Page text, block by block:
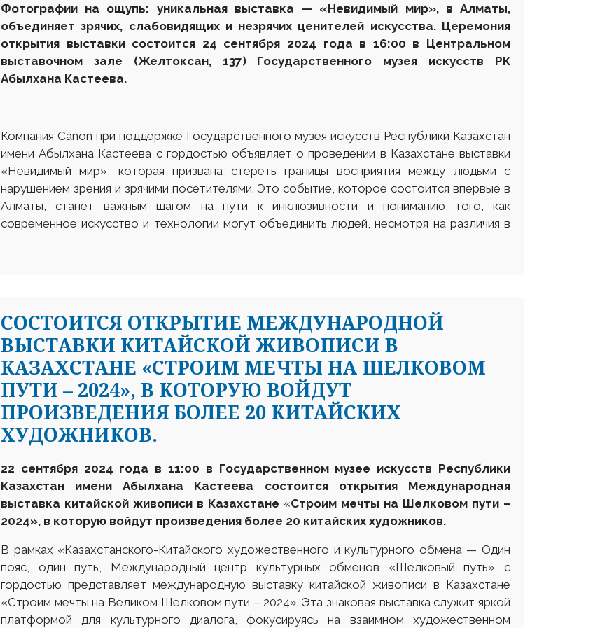
Фотографии на ощупь: уникальная выставка — «Невидимый мир», в Алматы,
объединяет зрячих, слабовидящих и незрячих ценителей искусства. Церемония
открытия выставки состоится 24 сентября 2024 года в 16:00 в Центральном
выставочном зале (Желтоксан, 137) Государственного музея искусств РК
Абылхана Кастеева.
Компания Canon при поддержке Государственного музея искусств Республики Казахстан
имени Абылхана Кастеева с гордостью объявляет о проведении в Казахстане выставки
«Невидимый мир», которая призвана стереть границы восприятия между людьми с
нарушением зрения и зрячими посетителями. Это событие, которое состоится впервые в
Алматы, станет важным шагом на пути к инклюзивности и пониманию того, как
современное искусство и технологии могут объединить людей, несмотря на различия в
CОСТОИТСЯ ОТКРЫТИЕ МЕЖДУНАРОДНОЙ
ВЫСТАВКИ КИТАЙСКОЙ ЖИВОПИСИ В
КАЗАХСТАНЕ «СТРОИМ МЕЧТЫ НА ШЕЛКОВОМ
ПУТИ – 2024», В КОТОРУЮ ВОЙДУТ
ПРОИЗВЕДЕНИЯ БОЛЕЕ 20 КИТАЙСКИХ
ХУДОЖНИКОВ.
22 сентября 2024 года в 11:00 в Государственном музее искусств Республики
Казахстан имени Абылхана Кастеева состоится открытия Международная
выставка китайской живописи в Казахстане «Строим мечты на Шелковом пути –
2024», в которую войдут произведения более 20 китайских художников.
В рамках «Казахстанского-Китайского художественного и культурного обмена — Один
пояс, один путь, Международный центр культурных обменов «Шелковый путь» с
гордостью представляет международную выставку китайской живописи в Казахстане
«Строим мечты на Великом Шелковом пути – 2024». Эта знаковая выставка служит яркой
платформой для культурного диалога, фокусируясь на взаимном художественном